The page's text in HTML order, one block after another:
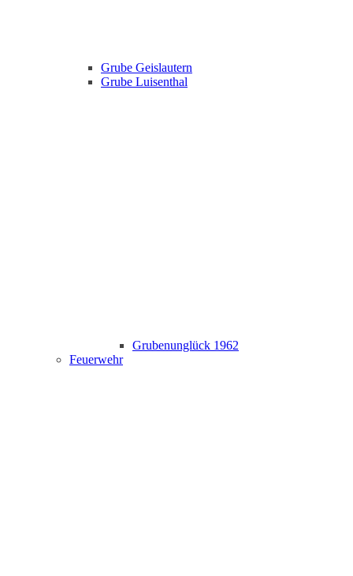
Grube Geislautern
Grube Luisenthal
Grubenunglück 1962
Feuerwehr